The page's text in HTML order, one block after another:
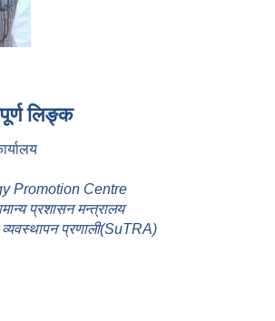
लिङ्क
Promotion Centre
प्रशासन मन्त्रालय
प्रणाली(SuTRA)